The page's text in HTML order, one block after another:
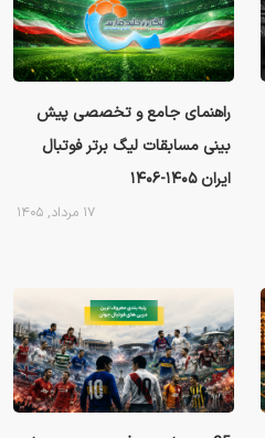
راهنمای جامع و تخصصی پیش
بینی مسابقات لیگ برتر فوتبال
ایران ۱۴۰۵-۱۴۰۶
۱۷ مرداد, ۱۴۰۵